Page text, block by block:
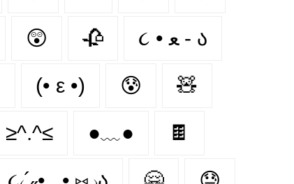
😲 🥀 ૮ • ﻌ - ა⁩
(• ε •) 😰 🧸
≥^.^≤ ●﹏● 🍫